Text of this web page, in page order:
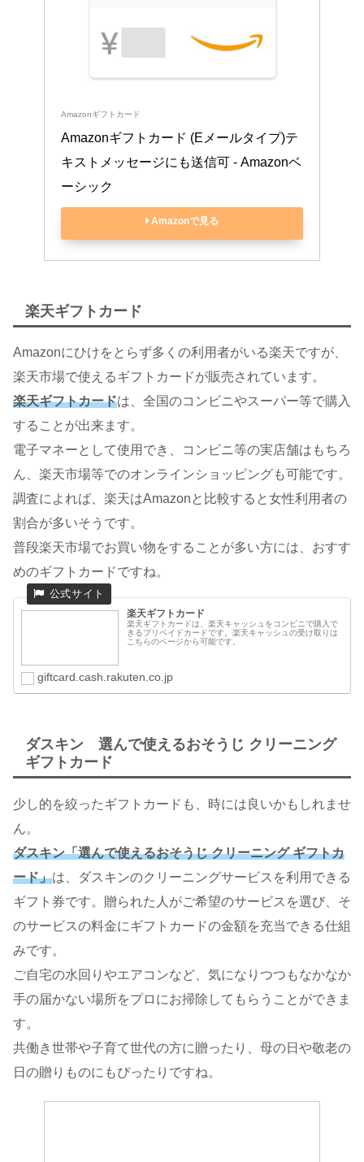
Amazonギフトカード
Amazonギフトカード (Eメールタイプ)テ
キストメッセージにも送信可 - Amazonベ
ーシック
Amazonで見る
楽天ギフトカード
Amazonにひけをとらず多くの利用者がいる楽天ですが、
楽天市場で使えるギフトカードが販売されています。
楽天ギフトカードは、全国のコンビニやスーパー等で購入
することが出来ます。
電子マネーとして使用でき、コンビニ等の実店舗はもちろ
ん、楽天市場等でのオンラインショッピングも可能です。
調査によれば、楽天はAmazonと比較すると女性利用者の
割合が多いそうです。
普段楽天市場でお買い物をすることが多い方には、おすす
めのギフトカードですね。
楽天ギフトカード
楽天ギフトカードは、楽天キャッシュをコンビニで購入で
きるプリペイドカードです。楽天キャッシュの受け取りは
こちらのページから可能です。
giftcard.cash.rakuten.co.jp
ダスキン 選んで使えるおそうじ クリーニング
ギフトカード
少し的を絞ったギフトカードも、時には良いかもしれませ
ん。
ダスキン「選んで使えるおそうじ クリーニング ギフトカ
ード」は、ダスキンのクリーニングサービスを利用できる
ギフト券です。贈られた人がご希望のサービスを選び、そ
のサービスの料金にギフトカードの金額を充当できる仕組
みです。
ご自宅の水回りやエアコンなど、気になりつつもなかなか
手の届かない場所をプロにお掃除してもらうことができま
す。
共働き世帯や子育て世代の方に贈ったり、母の日や敬老の
日の贈りものにもぴったりですね。